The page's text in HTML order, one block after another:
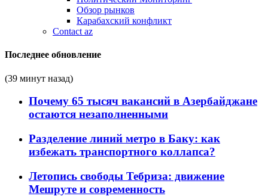
Обзор рынков
Карабахский конфликт
Contact az
Последнее обновление
(39 минут назад)
Почему 65 тысяч вакансий в Азербайджане
остаются незаполненными
Разделение линий метро в Баку: как
избежать транспортного коллапса?
Летопись свободы Тебриза: движение
Мешруте и современность